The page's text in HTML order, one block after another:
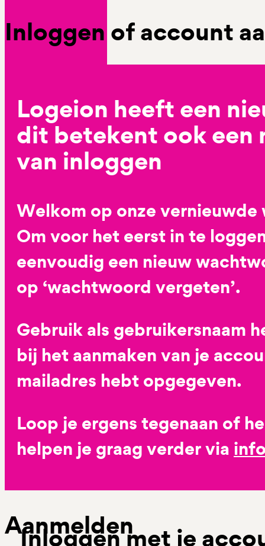
Inloggen of account
Logeion heeft een
dit betekent ook een
van inloggen
Welkom op onze vernieuwde
Om voor het eerst in te
eenvoudig een nieuw
op ‘wachtwoord vergeten’.
Gebruik als gebruikersnaam
bij het aanmaken van je
mailadres hebt opgegeven.
Loop je ergens tegenaan of
helpen je graag verder via
Inloggen met je
Aanmelden